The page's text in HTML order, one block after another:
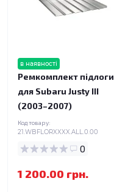
в наявності
Ремкомплект підлоги
для Subaru Justy III
(2003–2007)
Код товару:
21.WBFLORXXXX.ALL.0.00
0
1 200.00 грн.